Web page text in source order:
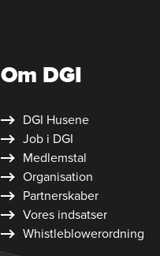
Om DGI
DGI Husene
Job i DGI
Medlemstal
Organisation
Partnerskaber
Vores indsatser
Whistleblower­ordning